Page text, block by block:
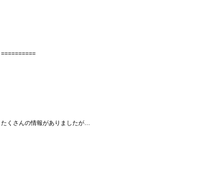
==========
たくさんの情報がありましたが…